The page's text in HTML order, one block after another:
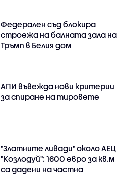
Федерален съд блокира
строежа на балната зала на
Тръмп в Белия дом
АПИ въвежда нови критерии
за спиране на тировете
"Златните ливади" около АЕЦ
"Козлодуй": 1600 евро за кв.м
са дадени на частна